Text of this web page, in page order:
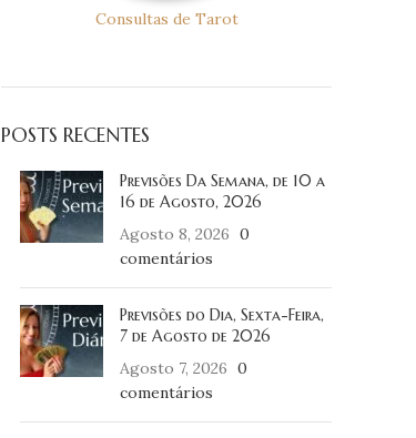
Consultas de Tarot
POSTS RECENTES
Previsões Da Semana, de 10 a
16 de Agosto, 2026
Agosto 8, 2026 0
comentários
Previsões do Dia, Sexta-Feira,
7 de Agosto de 2026
Agosto 7, 2026 0
comentários